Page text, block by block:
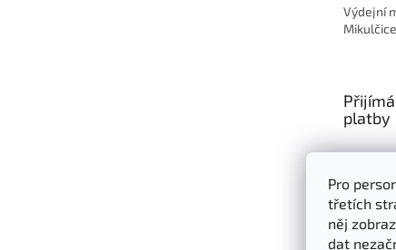
Pro
třetích
něj
dat
Výdejní
Mikulčice
platby